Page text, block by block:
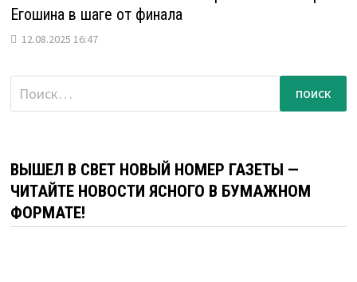
Егошина в шаге от финала
12.08.2025 16:47
Найти:
ВЫШЕЛ В СВЕТ НОВЫЙ НОМЕР ГАЗЕТЫ —
ЧИТАЙТЕ НОВОСТИ ЯСНОГО В БУМАЖНОМ
ФОРМАТЕ!